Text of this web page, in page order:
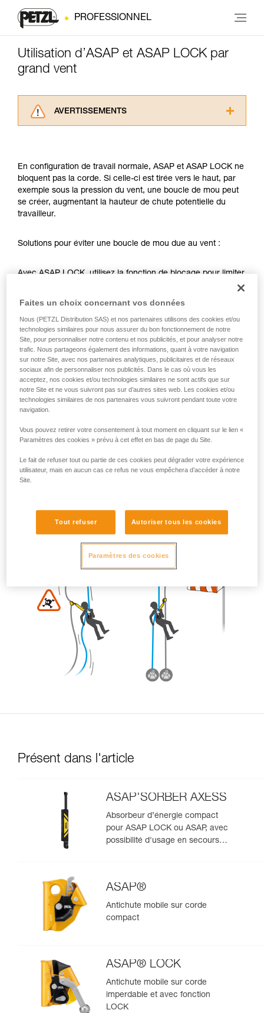
PROFESSIONNEL
Utilisation d’ASAP et ASAP LOCK par
grand vent
AVERTISSEMENTS
informations de la notice technique pour
pouvoir comprendre ce complément
d’informations.
Maîtriser ces techniques nécessite une
formation et un entraînement spécifique. Validez
la manipulation, seul, en toute sécurité, avant
liées à votre activité. Il peut en exister d’autres
En configuration de travail normale, ASAP et ASAP LOCK ne
bloquent pas la corde. Si celle-ci est tirée vers le haut, par
exemple sous la pression du vent, une boucle de mou peut
se créer, augmentant la hauteur de chute potentielle du
travailleur.
Solutions pour éviter une boucle de mou due au vent :
Avec ASAP LOCK, utilisez la fonction de blocage pour limiter
n'empêche pas les déplacements de l'utilisateur vers le
Avec ASAP, sans fonction de blocage, d’autres techniques
peuvent être utilisées :
Retenue de la corde par un équipier au sol
Lest en bout de corde
Connexion du bout de corde à un ancrage
Ces trois options doivent être étudiées dans le plan de
secours, dans tous les cas, une analyse des risques
spécifiques à la situation doit être réalisée.
Présent dans l'article
ASAP'SORBER AXESS
Absorbeur d’énergie compact
pour ASAP LOCK ou ASAP, avec
possibilité d'usage en secours
ASAP®
Antichute mobile sur corde
compact
ASAP® LOCK
Antichute mobile sur corde
imperdable et avec fonction
LOCK
Faites un choix concernant vos données
Nous (PETZL Distribution SAS) et nos partenaires utilisons des cookies et/ou
technologies similaires pour nous assurer du bon fonctionnement de notre
Site, pour personnaliser notre contenu et nos publicités, et pour analyser notre
trafic. Nous partageons également des informations, quant à votre navigation
sur notre Site, avec nos partenaires analytiques, publicitaires et de réseaux
sociaux afin de personnaliser nos publicités. Dans le cas où vous les
acceptez, nos cookies et/ou technologies similaires ne sont actifs que sur
notre Site et ne vous suivront pas sur d’autres sites web. Les cookies et/ou
technologies similaires de nos partenaires vous suivront pendant toute votre
navigation.
Vous pouvez retirer votre consentement à tout moment en cliquant sur le lien «
Paramètres des cookies » prévu à cet effet en bas de page du Site.
Le fait de refuser tout ou partie de ces cookies peut dégrader votre expérience
utilisateur, mais en aucun cas ce refus ne vous empêchera d’accéder à notre
Site.
Tout refuser Autoriser tous les cookies
Paramètres des cookies